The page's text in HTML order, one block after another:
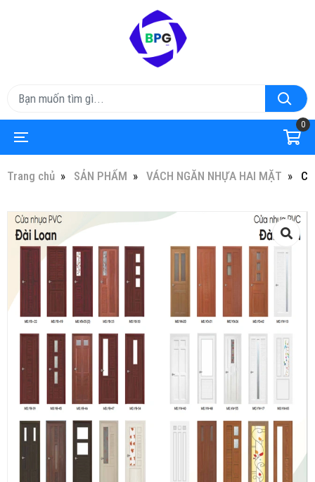
0
Trang chủ SẢN PHẨM VÁCH NGĂN NHỰA HAI MẶT